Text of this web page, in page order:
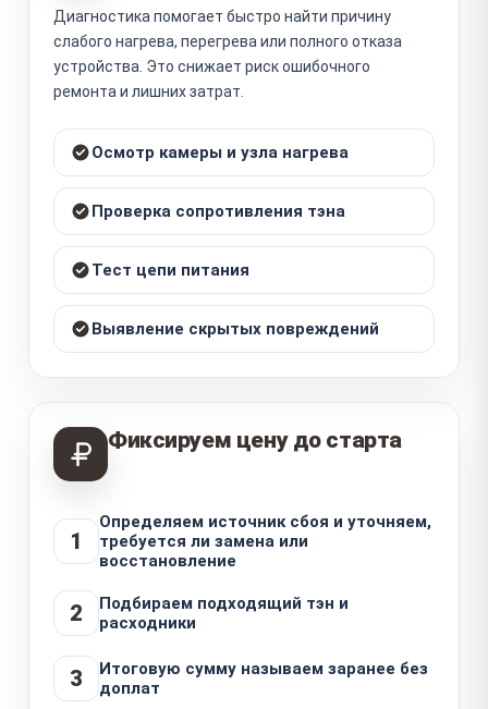
Диагностика помогает быстро найти причину
слабого нагрева, перегрева или полного отказа
устройства. Это снижает риск ошибочного
ремонта и лишних затрат.
Осмотр камеры и узла нагрева
Проверка сопротивления тэна
Тест цепи питания
Выявление скрытых повреждений
Фиксируем цену до старта
1
Определяем источник сбоя и уточняем,
требуется ли замена или
восстановление
2
Подбираем подходящий тэн и
расходники
3
Итоговую сумму называем заранее без
доплат